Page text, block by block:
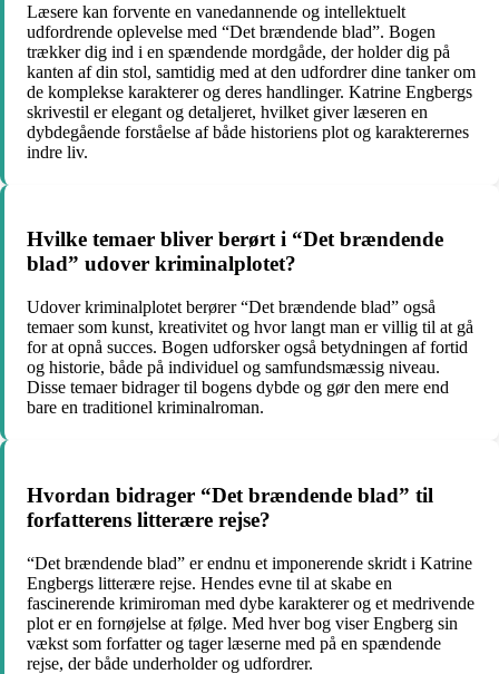
Læsere kan forvente en vanedannende og intellektuelt
udfordrende oplevelse med “Det brændende blad”. Bogen
trækker dig ind i en spændende mordgåde, der holder dig på
kanten af din stol, samtidig med at den udfordrer dine tanker om
de komplekse karakterer og deres handlinger. Katrine Engbergs
skrivestil er elegant og detaljeret, hvilket giver læseren en
dybdegående forståelse af både historiens plot og karakterernes
indre liv.
Hvilke temaer bliver berørt i “Det brændende
blad” udover kriminalplotet?
Udover kriminalplotet berører “Det brændende blad” også
temaer som kunst, kreativitet og hvor langt man er villig til at gå
for at opnå succes. Bogen udforsker også betydningen af fortid
og historie, både på individuel og samfundsmæssig niveau.
Disse temaer bidrager til bogens dybde og gør den mere end
bare en traditionel kriminalroman.
Hvordan bidrager “Det brændende blad” til
forfatterens litterære rejse?
“Det brændende blad” er endnu et imponerende skridt i Katrine
Engbergs litterære rejse. Hendes evne til at skabe en
fascinerende krimiroman med dybe karakterer og et medrivende
plot er en fornøjelse at følge. Med hver bog viser Engberg sin
vækst som forfatter og tager læserne med på en spændende
rejse, der både underholder og udfordrer.